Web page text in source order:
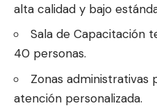
alta calidad y bajo
Sala de Capacitación
40 personas.
Zonas administrativas
atención personalizada.